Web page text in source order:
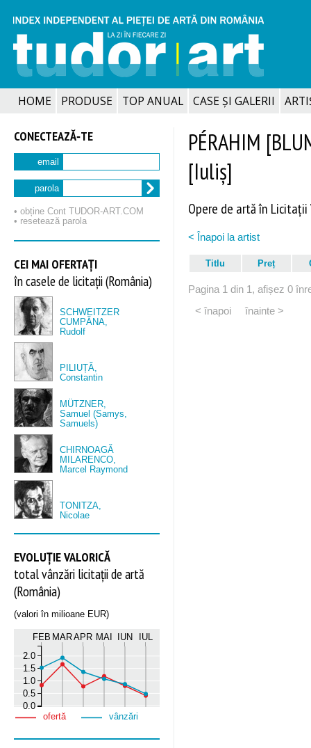
HOME PRODUSE TOP ANUAL CASE ȘI GALERII
CONECTEAZĂ‑TE
email
parola
• obține Cont TUDOR‑ART.COM
• resetează parola
CEI MAI OFERTAȚI
în casele de licitații (România)
SCHWEITZER
CUMPĂNA,
Rudolf
PILIUȚĂ,
Constantin
MÜTZNER,
Samuel (Samys,
Samuels)
CHIRNOAGĂ
MILARENCO,
Marcel Raymond
TONITZA,
Nicolae
EVOLUȚIE VALORICĂ
total vânzări licitații de artă
(România)
(valori în milioane EUR)
FEB MARAPR MAI IUN IUL
0.0
0.5
1.0
1.5
2.0
ofertă vânzări
PÉRAHIM
[Iuliș]
Opere de artă în
< Înapoi la artist
Titlu Preț
Pagina 1 din 1, afișez 0
< înapoi
înainte >